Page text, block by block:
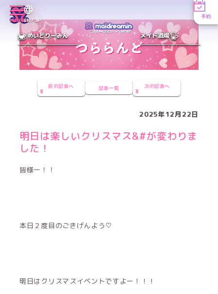
MENUEN／JP
予約
めいどりーみん メイド酒場
前の記事へ 記事一覧 次の記事へ
2025年12月22日
明日は楽しいクリスマス&#が変わりま
した！
皆様ー！！
本日２度目のごきげんよう♡
明日はクリスマスイベントですよー！！！